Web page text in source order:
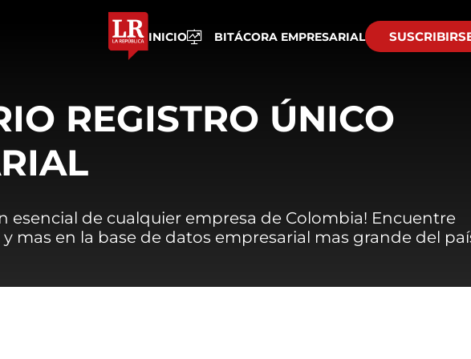
INICIO BITÁCORA EMPRESARIAL
REGISTRO ÚNICO
esencial de cualquier empresa de Colombia! Encuentre
y mas en la base de datos empresarial mas grande del